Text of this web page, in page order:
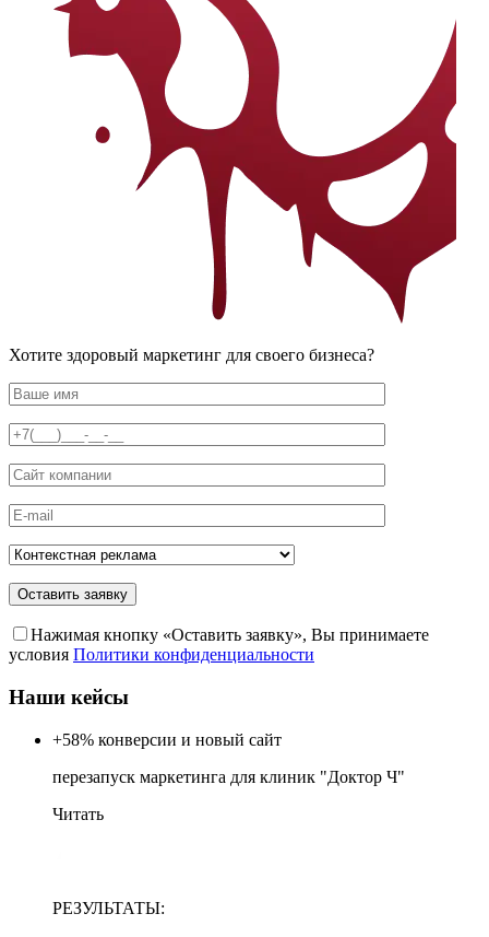
Хотите здоровый маркетинг для своего бизнеса?
Оставить заявку
Нажимая кнопку «Оставить заявку», Вы принимаете
условия Политики конфиденциальности
Наши кейсы
+58% конверсии и новый сайт
перезапуск маркетинга для клиник "Доктор Ч"
Читать
РЕЗУЛЬТАТЫ: